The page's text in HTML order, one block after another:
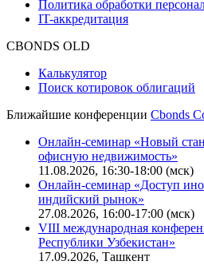
Политика обработки
IT-аккредитация
CBONDS OLD
Калькулятор
Поиск котировок облигаций
Ближайшие конференции Cbonds
Онлайн-семинар «Новый
офисную недвижимость»
11.08.2026, 16:30-18:00 (мск)
Онлайн-семинар «Доступ
индийский рынок»
27.08.2026, 16:00-17:00 (мск)
VIII международная
Республики Узбекистан»
17.09.2026, Ташкент